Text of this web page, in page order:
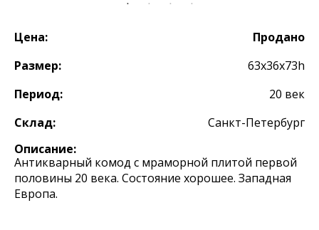
Цена:
Продано
Размер:
63х36х73h
Период:
20 век
Склад:
Санкт-Петербург
Описание:
Антикварный комод с мраморной плитой первой
половины 20 века. Состояние хорошее. Западная
Европа.